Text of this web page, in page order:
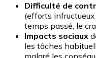
Difficulté de
(efforts
temps passé, le
Impacts sociaux
les tâches